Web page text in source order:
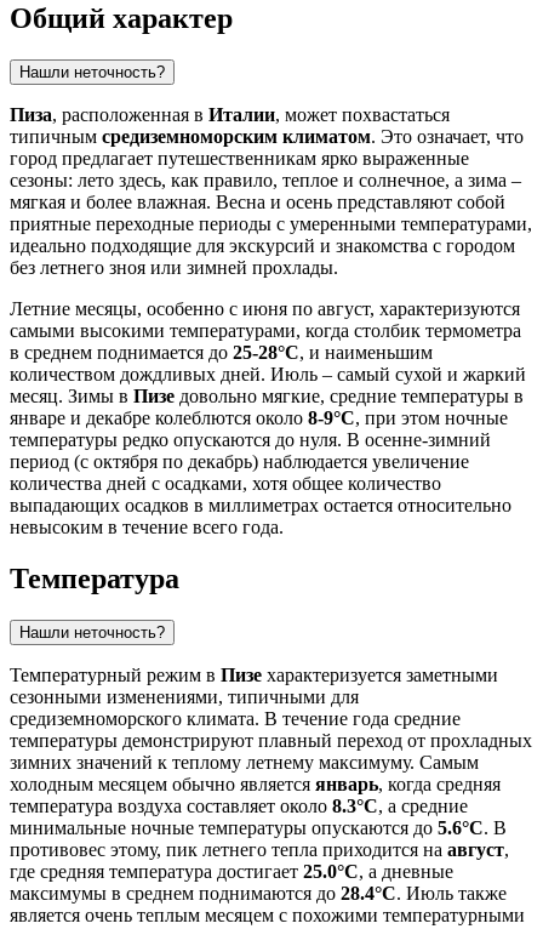
Общий характер
Нашли неточность?
Пиза, расположенная в Италии, может похвастаться
типичным средиземноморским климатом. Это означает, что
город предлагает путешественникам ярко выраженные
сезоны: лето здесь, как правило, теплое и солнечное, а зима –
мягкая и более влажная. Весна и осень представляют собой
приятные переходные периоды с умеренными температурами,
идеально подходящие для экскурсий и знакомства с городом
без летнего зноя или зимней прохлады.
Летние месяцы, особенно с июня по август, характеризуются
самыми высокими температурами, когда столбик термометра
в среднем поднимается до 25-28°C, и наименьшим
количеством дождливых дней. Июль – самый сухой и жаркий
месяц. Зимы в Пизе довольно мягкие, средние температуры в
январе и декабре колеблются около 8-9°C, при этом ночные
температуры редко опускаются до нуля. В осенне-зимний
период (с октября по декабрь) наблюдается увеличение
количества дней с осадками, хотя общее количество
выпадающих осадков в миллиметрах остается относительно
невысоким в течение всего года.
Температура
Нашли неточность?
Температурный режим в Пизе характеризуется заметными
сезонными изменениями, типичными для
средиземноморского климата. В течение года средние
температуры демонстрируют плавный переход от прохладных
зимних значений к теплому летнему максимуму. Самым
холодным месяцем обычно является январь, когда средняя
температура воздуха составляет около 8.3°C, а средние
минимальные ночные температуры опускаются до 5.6°C. В
противовес этому, пик летнего тепла приходится на август,
где средняя температура достигает 25.0°C, а дневные
максимумы в среднем поднимаются до 28.4°C. Июль также
является очень теплым месяцем с похожими температурными